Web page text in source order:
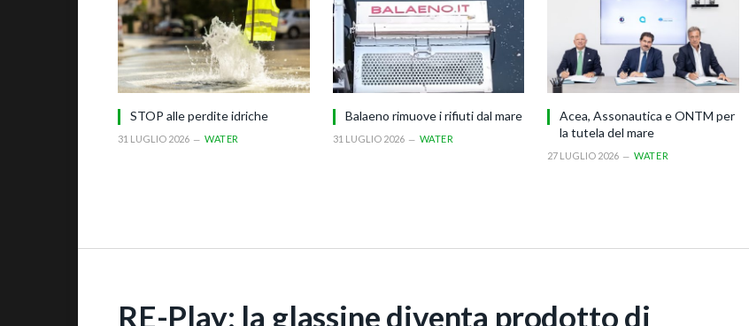
STOP alle perdite idriche
31 LUGLIO 2026 WATER
Balaeno rimuove i rifiuti dal mare
31 LUGLIO 2026 WATER
Acea, Assonautica e ONTM per
la tutela del mare
27 LUGLIO 2026 WATER
RE-Play: la glassine diventa prodotto di